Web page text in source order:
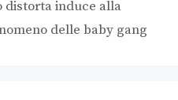
distorta induce alla
delle baby gang